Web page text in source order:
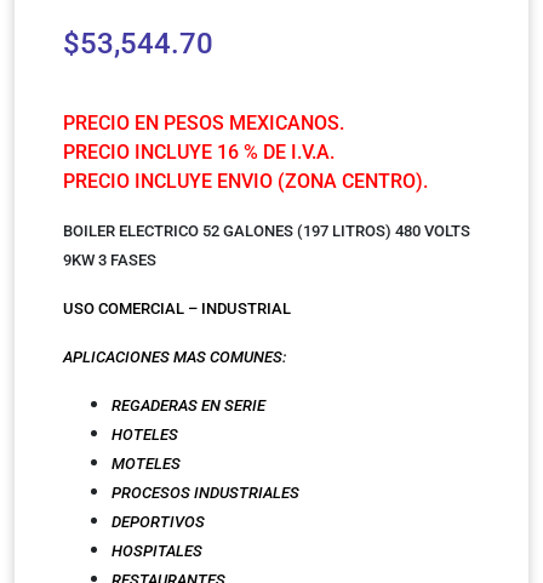
$53,544.70
PRECIO EN PESOS MEXICANOS.
PRECIO INCLUYE 16 % DE I.V.A.
PRECIO INCLUYE ENVIO (ZONA CENTRO).
BOILER ELECTRICO 52 GALONES (197 LITROS) 480 VOLTS
9KW 3 FASES
USO COMERCIAL – INDUSTRIAL
APLICACIONES MAS COMUNES:
REGADERAS EN SERIE
HOTELES
MOTELES
PROCESOS INDUSTRIALES
DEPORTIVOS
HOSPITALES